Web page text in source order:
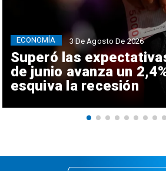
Superó las
de junio avanza un
esquiva la recesión
ECONOMÍA 3 De Agosto De 2026